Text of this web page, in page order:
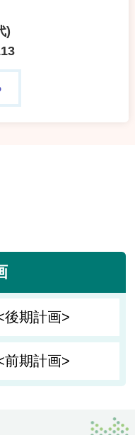
)
後期計画>
前期計画>